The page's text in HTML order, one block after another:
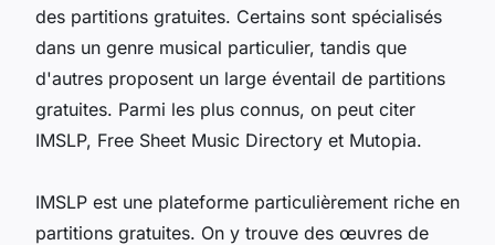
des partitions gratuites. Certains sont spécialisés
dans un genre musical particulier, tandis que
d'autres proposent un large éventail de partitions
gratuites. Parmi les plus connus, on peut citer
IMSLP, Free Sheet Music Directory et Mutopia.
IMSLP est une plateforme particulièrement riche en
partitions gratuites. On y trouve des œuvres de